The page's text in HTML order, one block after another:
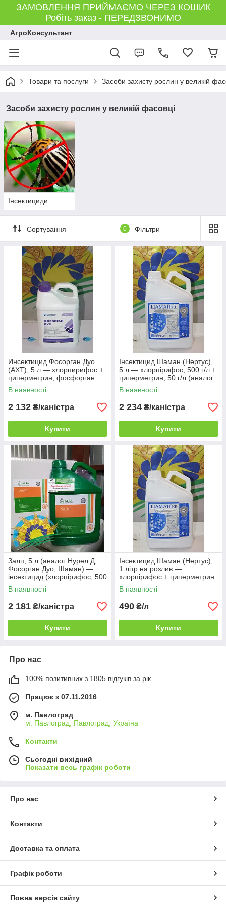
ЗАМОВЛЕННЯ ПРИЙМАЄМО ЧЕРЕЗ КОШИК
Робіть заказ - ПЕРЕДЗВОНИМО
АгроКонсультант
Товари та послуги Засоби захисту рослин у великій
Засоби захисту рослин у великій фасовці
Інсектициди
Сортування 0 Фільтри
Инсектицид Фосорган Дуо
(АХТ), 5 л — хлорпирифос +
циперметрин, фосфорган
(аналог Нурел Д, Шамана)
В наявності
2 132 ₴/каністра
Купити
Інсектицид Шаман (Нертус),
5 л — хлорпірифос, 500 г/л +
циперметрин, 50 г/л (аналог
Нурел Д, Фосорган Дуо)
В наявності
2 234 ₴/каністра
Купити
Залп, 5 л (аналог Нурел Д,
Фосорган Дуо, Шаман) —
інсектицид (хлорпірифос, 500
г/л + циперметрин, 50 г/л)
В наявності
2 181 ₴/каністра
Купити
Інсектицид Шаман (Нертус),
1 літр на розлив —
хлорпірифос + циперметрин
(аналог Нурел Д, Фосорган
Дуо)
В наявності
490 ₴/л
Купити
Про нас
100% позитивних з 1805 відгуків за рік
Працює з 07.11.2016
м. Павлоград
м. Павлоград, Павлоград, Україна
Контакти
Сьогодні вихідний
Показати весь графік роботи
Про нас
Контакти
Доставка та оплата
Графік роботи
Повна версія сайту